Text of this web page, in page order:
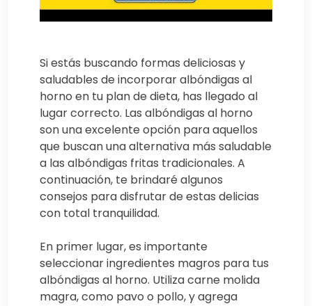
Si estás buscando formas deliciosas y
saludables de incorporar albóndigas al
horno en tu plan de dieta, has llegado al
lugar correcto. Las albóndigas al horno
son una excelente opción para aquellos
que buscan una alternativa más saludable
a las albóndigas fritas tradicionales. A
continuación, te brindaré algunos
consejos para disfrutar de estas delicias
con total tranquilidad.
En primer lugar, es importante
seleccionar ingredientes magros para tus
albóndigas al horno. Utiliza carne molida
magra, como pavo o pollo, y agrega